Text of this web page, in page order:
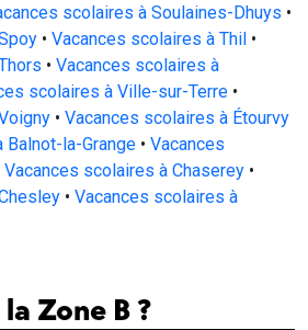
scolaires à Soulaines-Dhuys •
• Vacances scolaires à Thil •
• Vacances scolaires à
scolaires à Ville-sur-Terre •
• Vacances scolaires à Étourvy
la-Grange • Vacances
Vacances scolaires à Chaserey •
• Vacances scolaires à
Zone B ?